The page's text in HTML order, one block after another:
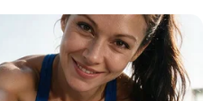
μας
πολέμου είναι πιο ορατός από
να είναι πολύ καυτός και
της...